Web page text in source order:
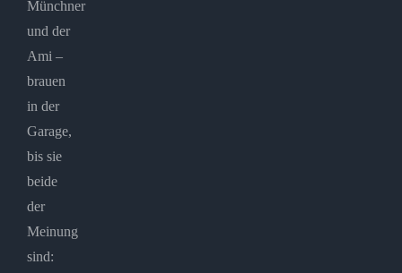
Münchner
und der
Ami –
brauen
in der
Garage,
bis sie
beide
der
Meinung
sind: